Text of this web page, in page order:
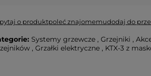
o produktpoleć znajomemudodaj do
Systemy grzewcze, Grzejniki ,
, Grzałki elektryczne, KTX-3 z